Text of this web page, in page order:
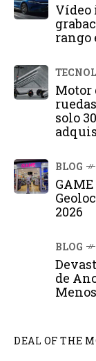
Vídeo
rango
Motor
solo
BLOG
2026
BLOG
de
DEAL OF THE